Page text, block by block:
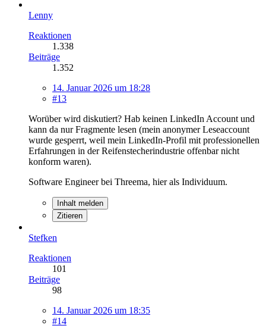
Lenny
Reaktionen
1.338
Beiträge
1.352
14. Januar 2026 um 18:28
#13
Worüber wird diskutiert? Hab keinen LinkedIn Account und
kann da nur Fragmente lesen (mein anonymer Leseaccount
wurde gesperrt, weil mein LinkedIn-Profil mit professionellen
Erfahrungen in der Reifenstecherindustrie offenbar nicht
konform waren).
Software Engineer bei Threema, hier als Individuum.
Inhalt melden
Zitieren
Stefken
Reaktionen
101
Beiträge
98
14. Januar 2026 um 18:35
#14